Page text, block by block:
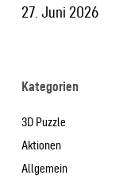
27. Juni 2026
Kategorien
3D Puzzle
Aktionen
Allgemein